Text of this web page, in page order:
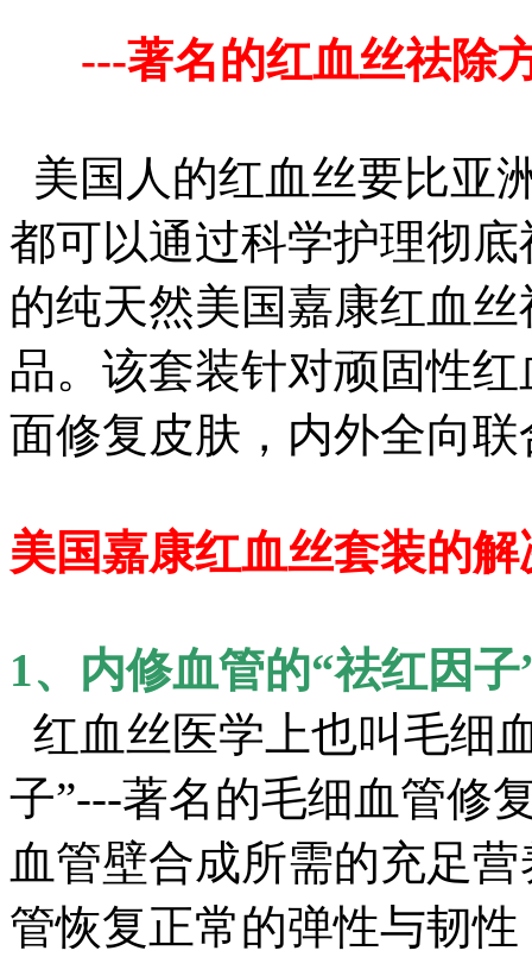
---著名的红血丝祛除
美国人的红血丝要比亚
都可以通过科学护理彻
的纯天然美国嘉康红血
品。该套装针对顽固性
面修复皮肤，内外全向
美国嘉康红血丝套装的
1、内修血管的“祛红因子
红血丝医学上也叫毛细
子”---著名的毛细血管修
血管壁合成所需的充足
管恢复正常的弹性与韧